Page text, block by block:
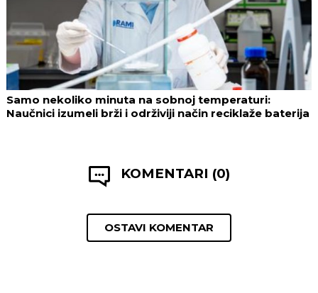
Samo nekoliko minuta na sobnoj temperaturi:
Naučnici izumeli brži i održiviji način reciklaže baterija
KOMENTARI (0)
OSTAVI KOMENTAR